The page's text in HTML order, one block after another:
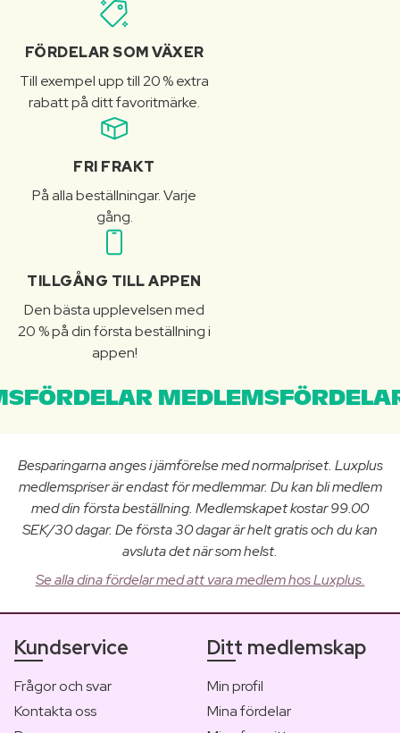
FÖRDELAR SOM VÄXER
Till exempel upp till 20 % extra
rabatt på ditt favoritmärke.
FRI FRAKT
På alla beställningar. Varje
gång.
TILLGÅNG TILL APPEN
Den bästa upplevelsen med
20 % på din första beställning i
appen!
Besparingarna anges i jämförelse med normalpriset. Luxplus
medlemspriser är endast för medlemmar. Du kan bli medlem
med din första beställning. Medlemskapet kostar 99.00
SEK/30 dagar. De första 30 dagar är helt gratis och du kan
avsluta det när som helst.
Se alla dina fördelar med att vara medlem hos Luxplus.
Kundservice
Frågor och svar
Kontakta oss
Ditt medlemskap
Min profil
Mina fördelar